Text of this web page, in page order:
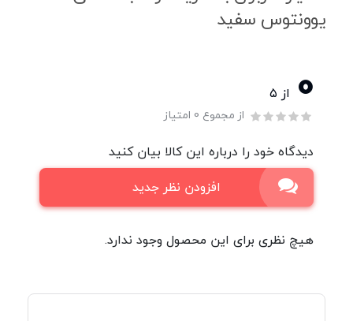
یوونتوس سفید
0 از ۵
از مجموع 0 امتیاز
دیدگاه خود را درباره این کالا بیان کنید
افزودن نظر جدید
هیچ نظری برای این محصول وجود ندارد.